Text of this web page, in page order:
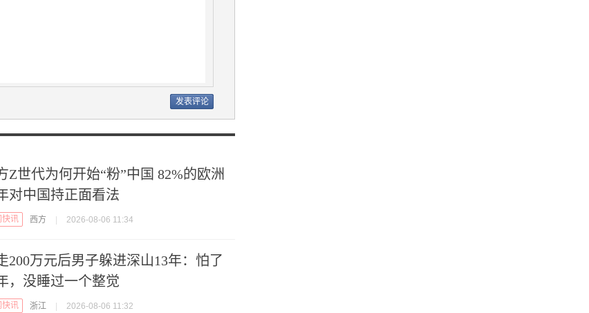
Z世代为何开始“粉”中国 82%的欧洲
对中国持正面看法
快讯 西方 | 2026-08-06 11:34
200万元后男子躲进深山13年：怕了
，没睡过一个整觉
快讯 浙江 | 2026-08-06 11:32